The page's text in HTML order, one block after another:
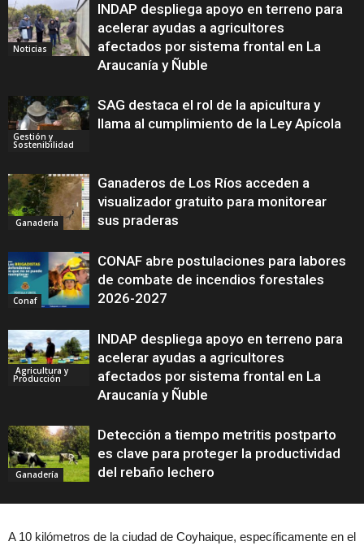
Noticias
INDAP despliega apoyo en terreno para
acelerar ayudas a agricultores
afectados por sistema frontal en La
Araucanía y Ñuble
Gestión y
Sostenibilidad
SAG destaca el rol de la apicultura y
llama al cumplimiento de la Ley Apícola
Ganadería
Ganaderos de Los Ríos acceden a
visualizador gratuito para monitorear
sus praderas
Conaf
CONAF abre postulaciones para labores
de combate de incendios forestales
2026-2027
Agricultura y
Producción
INDAP despliega apoyo en terreno para
acelerar ayudas a agricultores
afectados por sistema frontal en La
Araucanía y Ñuble
Ganadería
Detección a tiempo metritis postparto
es clave para proteger la productividad
del rebaño lechero
A 10 kilómetros de la ciudad de Coyhaique, específicamente en el